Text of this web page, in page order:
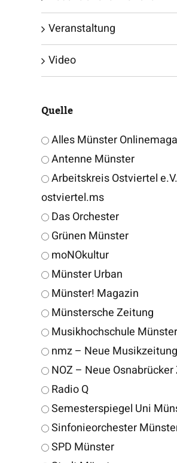
Veranstaltung
Video
Quelle
Alles Münster
Antenne Münster
Arbeitskreis Ostviertel
ostviertel.ms
Das Orchester
Grünen Münster
moNOkultur
Münster Urban
Münster! Magazin
Münstersche Zeitung
Musikhochschule Münster
nmz – Neue Musikzeitung
NOZ – Neue
Radio Q
Semesterspiegel Uni
Sinfonieorchester
SPD Münster